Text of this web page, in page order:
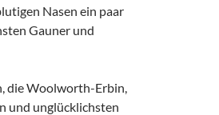
Nasen ein paar
Gauner und
die Woolworth-Erbin,
und unglücklichsten